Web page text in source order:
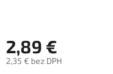
2,89 €
2,35 € bez DPH